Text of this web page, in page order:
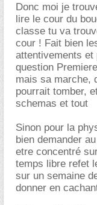
Donc moi je
lire le cour du
classe tu va
cour ! Fait bien
attentivements
question
mais sa marche,
pourrait tomber,
schemas et tout
Sinon pour la
bien demander
etre concentré
temps libre refet
sur un semaine
donner en